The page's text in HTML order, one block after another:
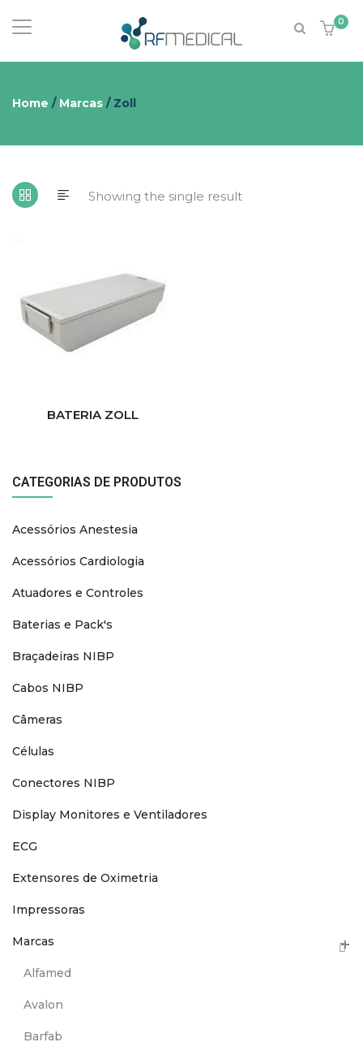
0
Home / Marcas / Zoll
Showing the single result
BATERIA ZOLL
CATEGORIAS DE PRODUTOS
Acessórios Anestesia
Acessórios Cardiologia
Atuadores e Controles
Baterias e Pack's
Braçadeiras NIBP
Cabos NIBP
Câmeras
Células
Conectores NIBP
Display Monitores e Ventiladores
ECG
Extensores de Oximetria
Impressoras
Marcas
Alfamed
Avalon
Barfab